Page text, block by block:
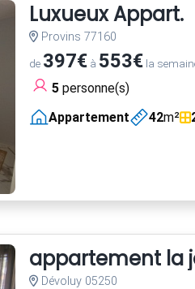
Luxueux Appart.
Provins 77160
de 397€à 553€la
5personne(s)
Appartement
42m²
appartement la
Dévoluy 05250